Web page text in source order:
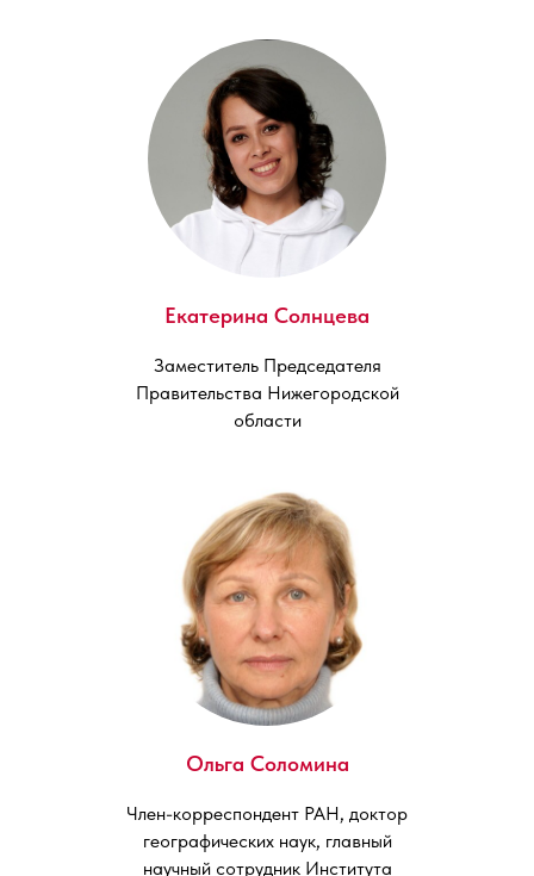
Екатерина Солнцева
Заместитель Председателя
Правительства Нижегородской
области
Ольга Соломина
Член-корреспондент РАН, доктор
географических наук, главный
научный сотрудник Института